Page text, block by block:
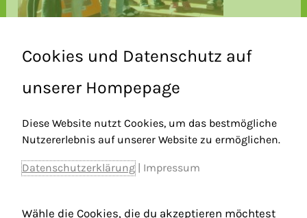
Cookies und Datenschutz auf
unserer Hompepage
Diese Website nutzt Cookies, um das bestmögliche
Nutzererlebnis auf unserer Website zu ermöglichen.
Datenschutzerklärung | Impressum
Wähle die Cookies, die du akzeptieren möchtest